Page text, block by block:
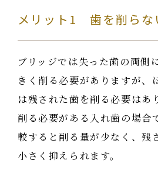
メリット1 歯を削らな
ブリッジでは失った歯の両側
きく削る必要がありますが、
は残された歯を削る必要はあ
削る必要がある入れ歯の場合
較すると削る量が少なく、残
小さく抑えられます。